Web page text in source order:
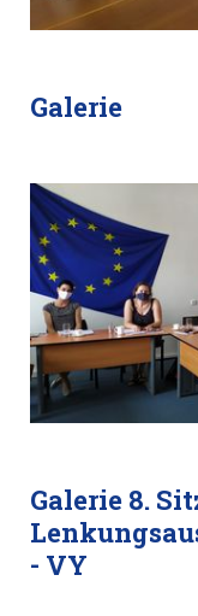
Galerie
Galerie 8.
- VY